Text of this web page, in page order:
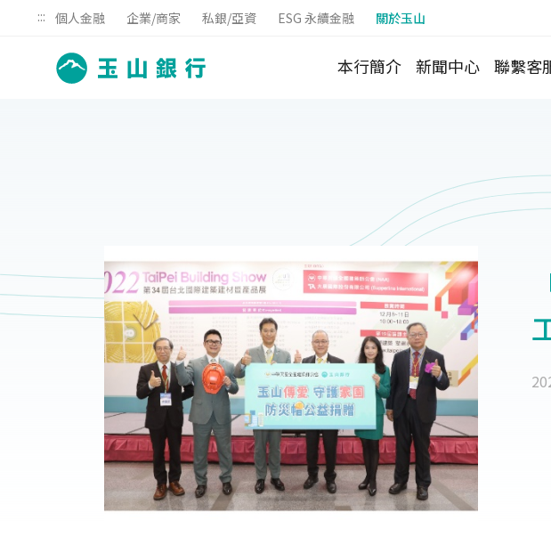
::: 個人金融 企業/商家 私銀/亞資 ESG 永續金融 關於玉山
本行簡介 新聞中心 聯繫客